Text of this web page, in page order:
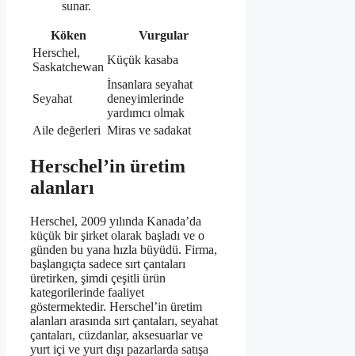
sunar.
Köken
Vurgular
Herschel,
Saskatchewan
Küçük kasaba
Seyahat
İnsanlara seyahat
deneyimlerinde
yardımcı olmak
Aile değerleri Miras ve sadakat
Herschel’in üretim
alanları
Herschel, 2009 yılında Kanada’da
küçük bir şirket olarak başladı ve o
günden bu yana hızla büyüdü. Firma,
başlangıçta sadece sırt çantaları
üretirken, şimdi çeşitli ürün
kategorilerinde faaliyet
göstermektedir. Herschel’in üretim
alanları arasında sırt çantaları, seyahat
çantaları, cüzdanlar, aksesuarlar ve
yurt içi ve yurt dışı pazarlarda satışa